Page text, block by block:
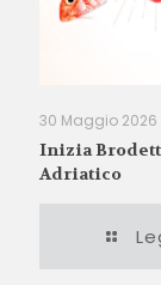
30 Maggio 2026
Inizia
Adriatico